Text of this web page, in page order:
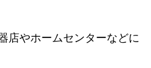
店やホームセンターなどに